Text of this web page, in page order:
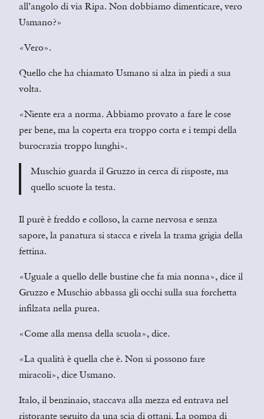
all’angolo di via Ripa. Non dobbiamo dimenticare, vero
Usmano?»
«Vero».
Quello che ha chiamato Usmano si alza in piedi a sua
volta.
«Niente era a norma. Abbiamo provato a fare le cose
per bene, ma la coperta era troppo corta e i tempi della
burocrazia troppo lunghi».
Muschio guarda il Gruzzo in cerca di risposte, ma
quello scuote la testa.
Il purè è freddo e colloso, la carne nervosa e senza
sapore, la panatura si stacca e rivela la trama grigia della
fettina.
«Uguale a quello delle bustine che fa mia nonna», dice il
Gruzzo e Muschio abbassa gli occhi sulla sua forchetta
infilzata nella purea.
«Come alla mensa della scuola», dice.
«La qualità è quella che è. Non si possono fare
miracoli», dice Usmano.
Italo, il benzinaio, staccava alla mezza ed entrava nel
ristorante seguito da una scia di ottani. La pompa di